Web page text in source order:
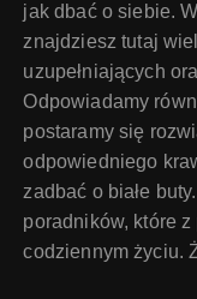
jak dbać o siebie.
znajdziesz tutaj
uzupełniających
Odpowiadamy
postaramy się
odpowiedniego
zadbać o białe
poradników, które
codziennym życiu.